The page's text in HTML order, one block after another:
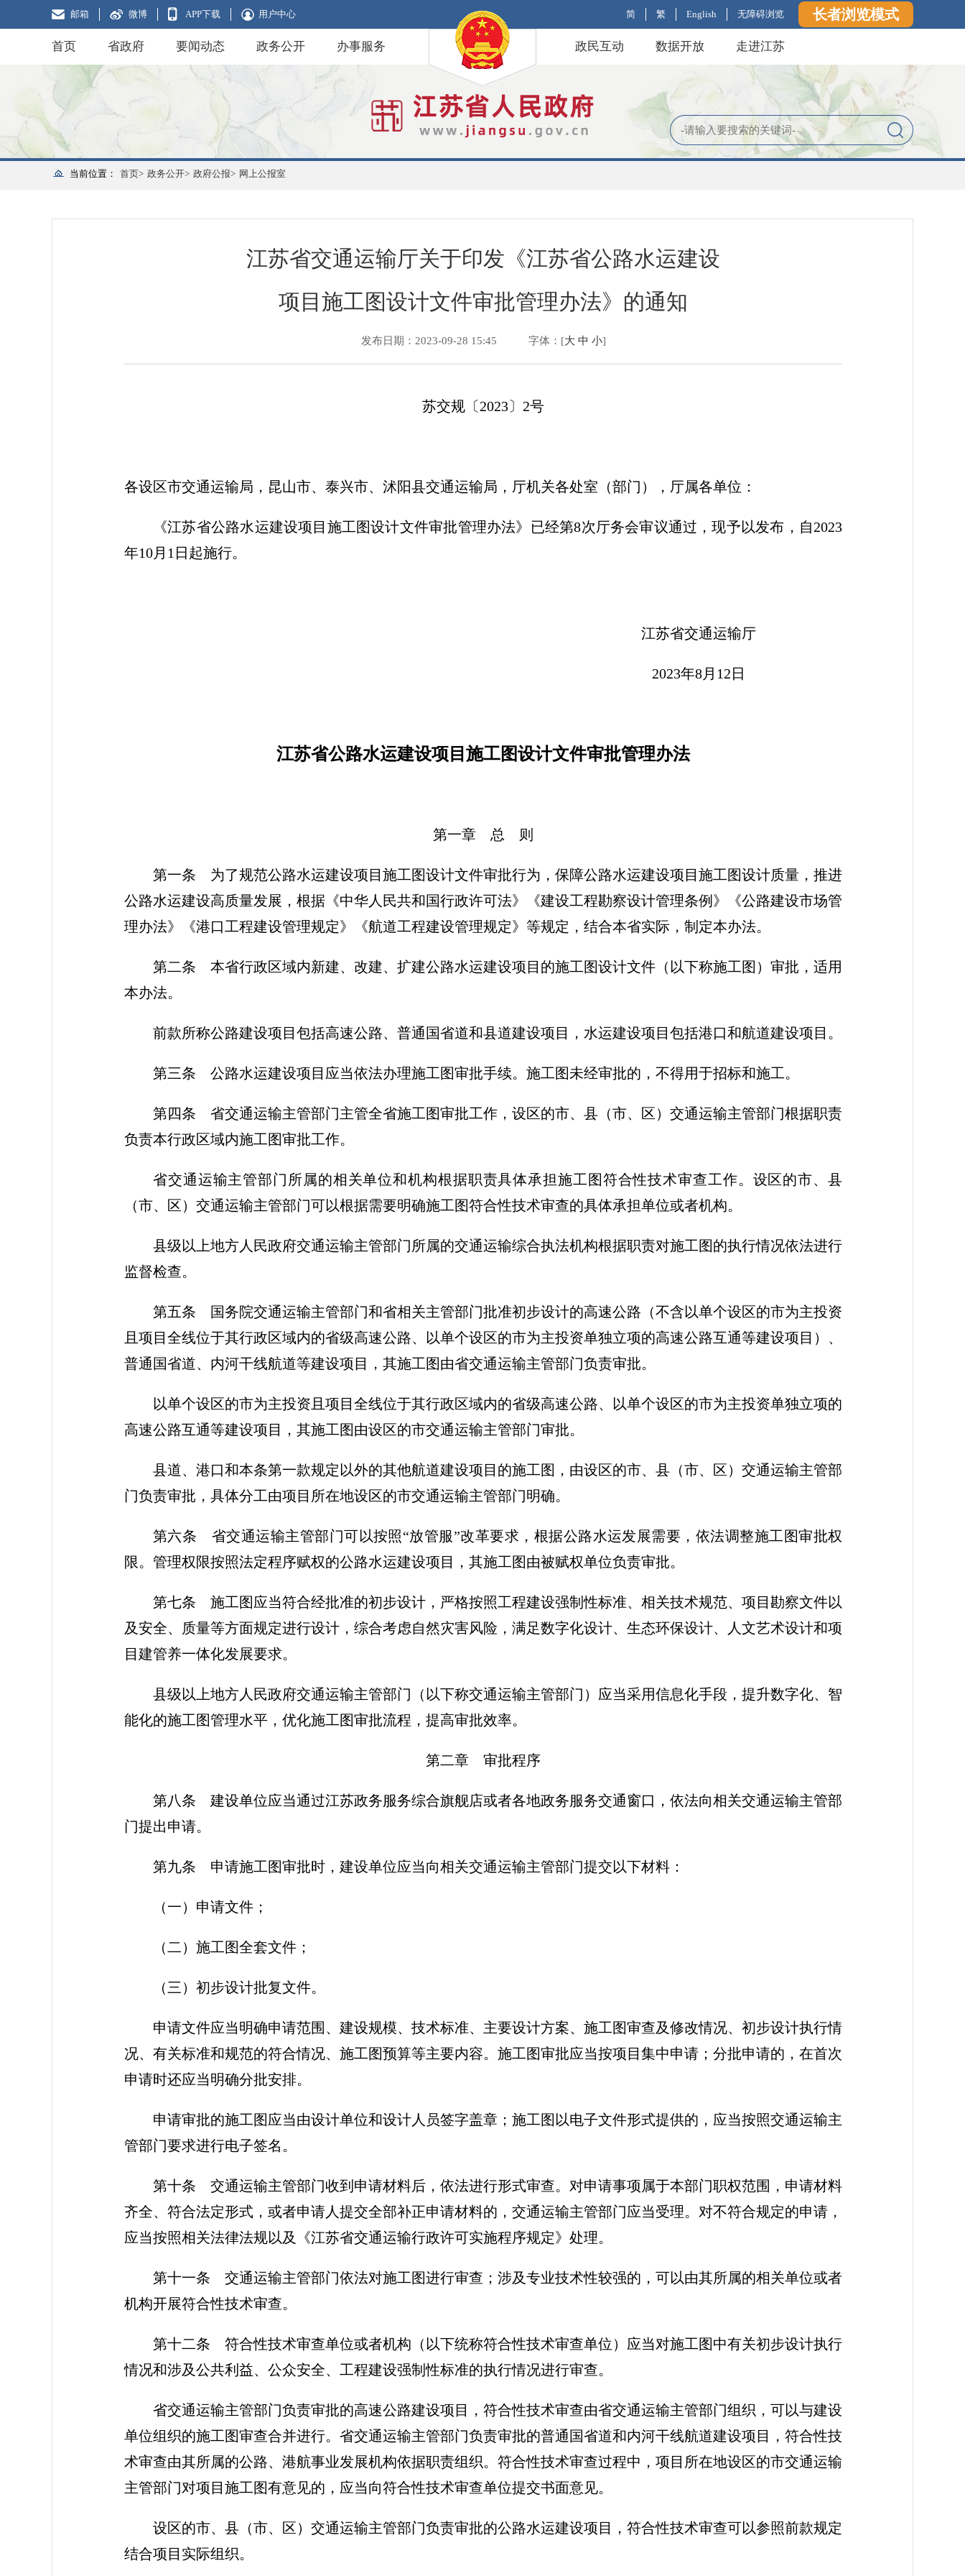
邮箱 微博 APP下载 用户中心 简 繁 English 无障碍浏览 长者浏览模式
首页 省政府 要闻动态 政务公开 办事服务 政民互动 数据开放 走进江苏
当前位置： 首页> 政务公开> 政府公报> 网上公报室
江苏省交通运输厅关于印发《江苏省公路水运建设
项目施工图设计文件审批管理办法》的通知
发布日期：2023-09-28 15:45 字体：[大 中 小]
苏交规〔2023〕2号
各设区市交通运输局，昆山市、泰兴市、沭阳县交通运输局，厅机关各处室（部门），厅属各单位：
《江苏省公路水运建设项目施工图设计文件审批管理办法》已经第8次厅务会审议通过，现予以发布，自2023
年10月1日起施行。
江苏省交通运输厅
2023年8月12日
江苏省公路水运建设项目施工图设计文件审批管理办法
第一章 总 则
第一条 为了规范公路水运建设项目施工图设计文件审批行为，保障公路水运建设项目施工图设计质量，推进
公路水运建设高质量发展，根据《中华人民共和国行政许可法》《建设工程勘察设计管理条例》《公路建设市场管
理办法》《港口工程建设管理规定》《航道工程建设管理规定》等规定，结合本省实际，制定本办法。
第二条 本省行政区域内新建、改建、扩建公路水运建设项目的施工图设计文件（以下称施工图）审批，适用
本办法。
前款所称公路建设项目包括高速公路、普通国省道和县道建设项目，水运建设项目包括港口和航道建设项目。
第三条 公路水运建设项目应当依法办理施工图审批手续。施工图未经审批的，不得用于招标和施工。
第四条 省交通运输主管部门主管全省施工图审批工作，设区的市、县（市、区）交通运输主管部门根据职责
负责本行政区域内施工图审批工作。
省交通运输主管部门所属的相关单位和机构根据职责具体承担施工图符合性技术审查工作。设区的市、县
（市、区）交通运输主管部门可以根据需要明确施工图符合性技术审查的具体承担单位或者机构。
县级以上地方人民政府交通运输主管部门所属的交通运输综合执法机构根据职责对施工图的执行情况依法进行
监督检查。
第五条 国务院交通运输主管部门和省相关主管部门批准初步设计的高速公路（不含以单个设区的市为主投资
且项目全线位于其行政区域内的省级高速公路、以单个设区的市为主投资单独立项的高速公路互通等建设项目）、
普通国省道、内河干线航道等建设项目，其施工图由省交通运输主管部门负责审批。
以单个设区的市为主投资且项目全线位于其行政区域内的省级高速公路、以单个设区的市为主投资单独立项的
高速公路互通等建设项目，其施工图由设区的市交通运输主管部门审批。
县道、港口和本条第一款规定以外的其他航道建设项目的施工图，由设区的市、县（市、区）交通运输主管部
门负责审批，具体分工由项目所在地设区的市交通运输主管部门明确。
第六条 省交通运输主管部门可以按照“放管服”改革要求，根据公路水运发展需要，依法调整施工图审批权
限。管理权限按照法定程序赋权的公路水运建设项目，其施工图由被赋权单位负责审批。
第七条 施工图应当符合经批准的初步设计，严格按照工程建设强制性标准、相关技术规范、项目勘察文件以
及安全、质量等方面规定进行设计，综合考虑自然灾害风险，满足数字化设计、生态环保设计、人文艺术设计和项
目建管养一体化发展要求。
县级以上地方人民政府交通运输主管部门（以下称交通运输主管部门）应当采用信息化手段，提升数字化、智
能化的施工图管理水平，优化施工图审批流程，提高审批效率。
第二章 审批程序
第八条 建设单位应当通过江苏政务服务综合旗舰店或者各地政务服务交通窗口，依法向相关交通运输主管部
门提出申请。
第九条 申请施工图审批时，建设单位应当向相关交通运输主管部门提交以下材料：
（一）申请文件；
（二）施工图全套文件；
（三）初步设计批复文件。
申请文件应当明确申请范围、建设规模、技术标准、主要设计方案、施工图审查及修改情况、初步设计执行情
况、有关标准和规范的符合情况、施工图预算等主要内容。施工图审批应当按项目集中申请；分批申请的，在首次
申请时还应当明确分批安排。
申请审批的施工图应当由设计单位和设计人员签字盖章；施工图以电子文件形式提供的，应当按照交通运输主
管部门要求进行电子签名。
第十条 交通运输主管部门收到申请材料后，依法进行形式审查。对申请事项属于本部门职权范围，申请材料
齐全、符合法定形式，或者申请人提交全部补正申请材料的，交通运输主管部门应当受理。对不符合规定的申请，
应当按照相关法律法规以及《江苏省交通运输行政许可实施程序规定》处理。
第十一条 交通运输主管部门依法对施工图进行审查；涉及专业技术性较强的，可以由其所属的相关单位或者
机构开展符合性技术审查。
第十二条 符合性技术审查单位或者机构（以下统称符合性技术审查单位）应当对施工图中有关初步设计执行
情况和涉及公共利益、公众安全、工程建设强制性标准的执行情况进行审查。
省交通运输主管部门负责审批的高速公路建设项目，符合性技术审查由省交通运输主管部门组织，可以与建设
单位组织的施工图审查合并进行。省交通运输主管部门负责审批的普通国省道和内河干线航道建设项目，符合性技
术审查由其所属的公路、港航事业发展机构依据职责组织。符合性技术审查过程中，项目所在地设区的市交通运输
主管部门对项目施工图有意见的，应当向符合性技术审查单位提交书面意见。
设区的市、县（市、区）交通运输主管部门负责审批的公路水运建设项目，符合性技术审查可以参照前款规定
结合项目实际组织。